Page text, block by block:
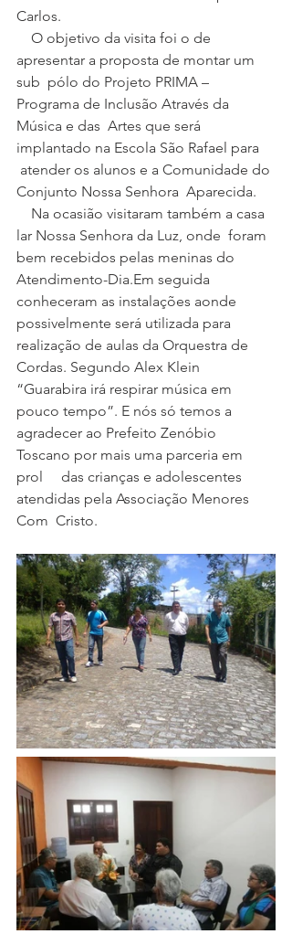
Carlos.
apresentar a proposta de montar um
sub  pólo do Projeto PRIMA –
Programa de Inclusão Através da
Música e das  Artes que será
implantado na Escola São Rafael para
atender os alunos e a Comunidade do
Conjunto Nossa Senhora  Aparecida.
lar Nossa Senhora da Luz, onde  foram
bem recebidos pelas meninas do
Atendimento-Dia.Em seguida
conheceram as instalações aonde
possivelmente será utilizada para
realização de aulas da Orquestra de
Cordas. Segundo Alex Klein
“Guarabira irá respirar música em
pouco tempo”. E nós só temos a
agradecer ao Prefeito Zenóbio
Toscano por mais uma parceria em
prol     das crianças e adolescentes
atendidas pela Associação Menores
Com  Cristo.